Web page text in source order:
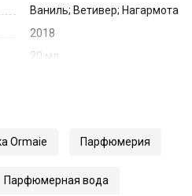
Ваниль; Ветивер; Нагармота
2018
20 мл
Ormaie Парфюмерия
Парфюмерная вода